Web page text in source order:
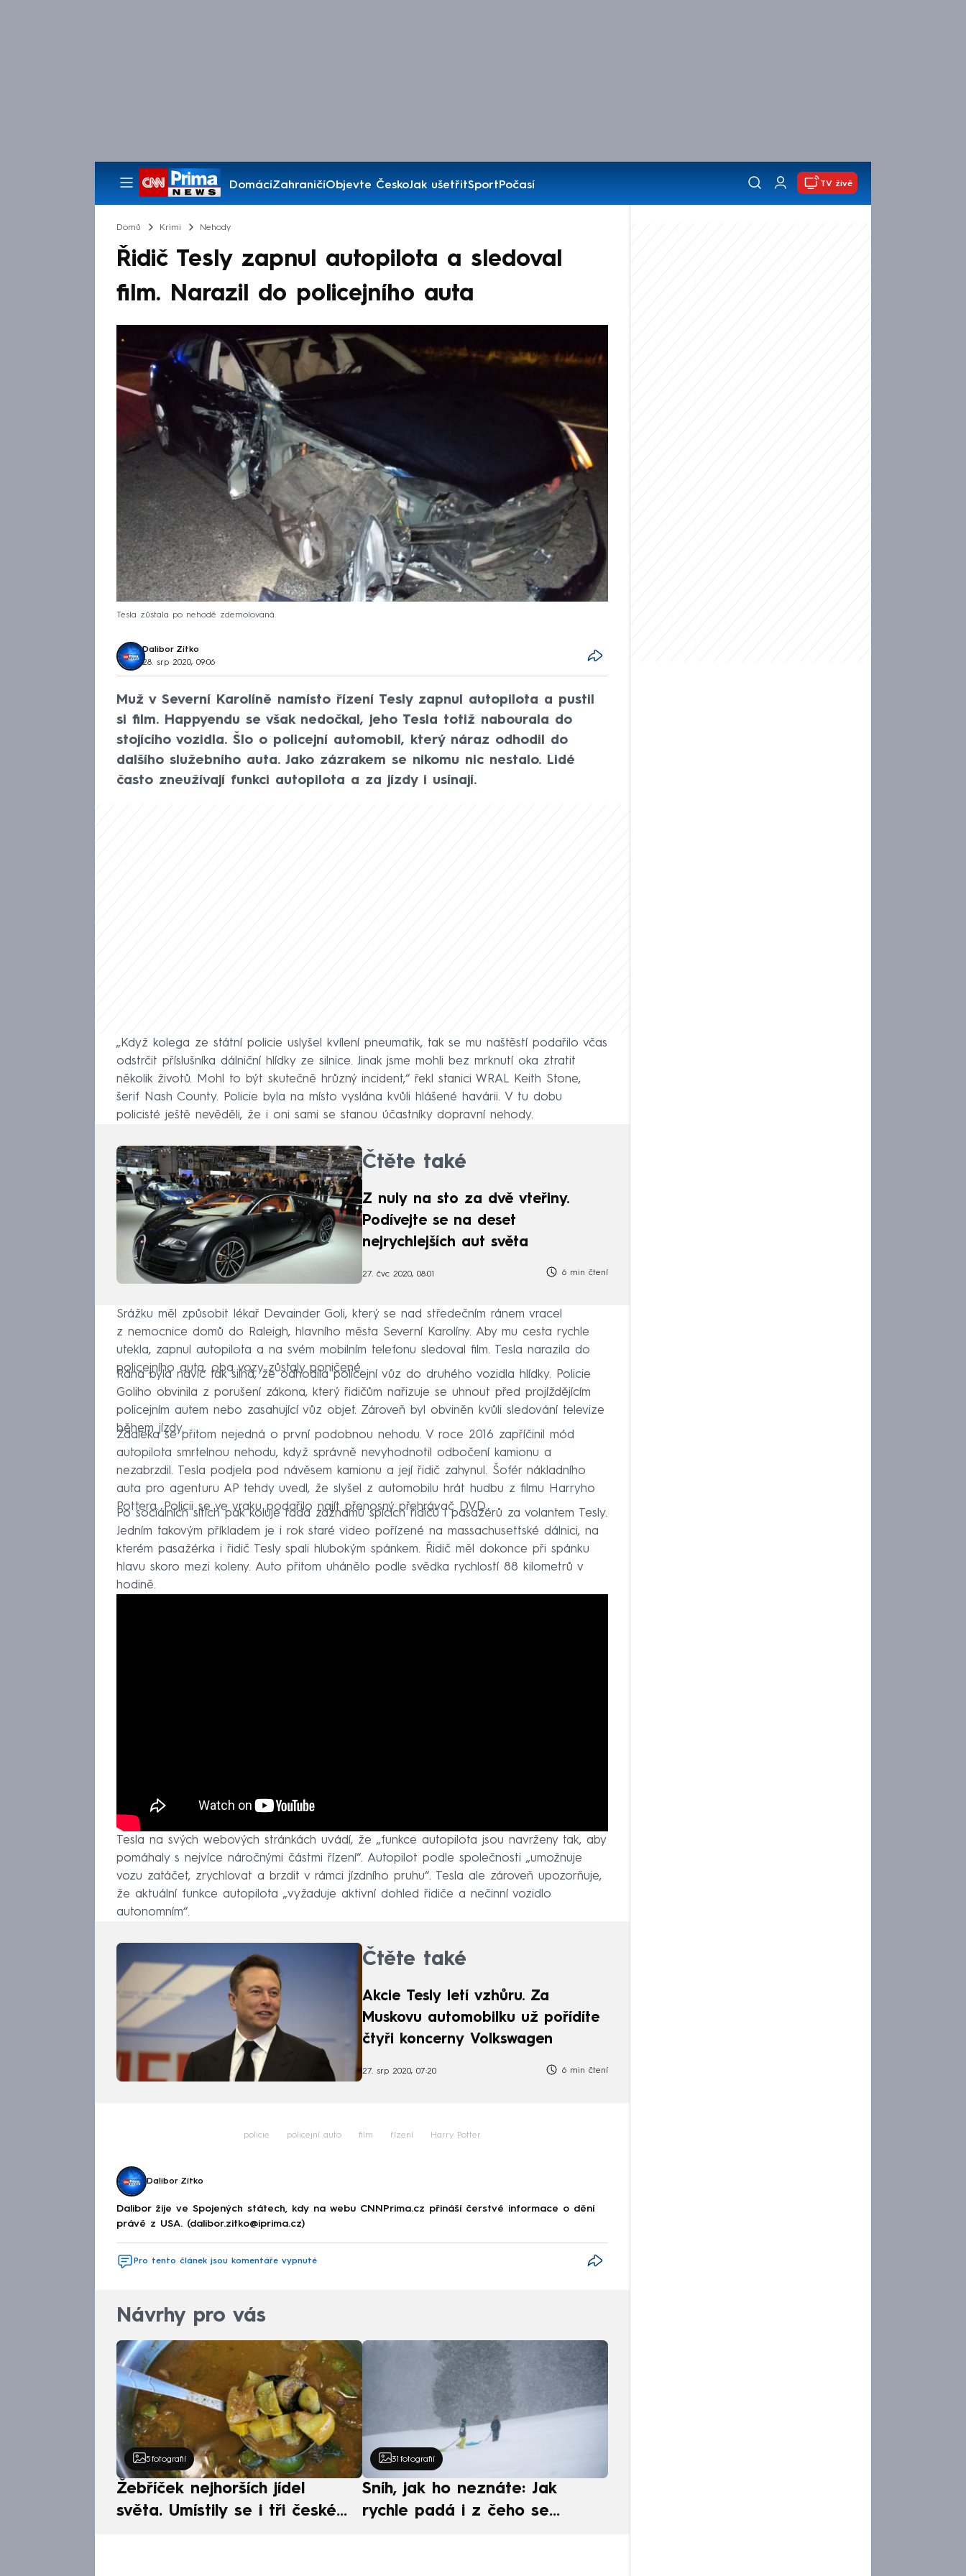
DomácíZahraničíObjevte ČeskoJak ušetřitSportPočasí
Pořady
TV živě
Domů Krimi Nehody
Řidič Tesly zapnul autopilota a sledoval
film. Narazil do policejního auta
Tesla zůstala po nehodě zdemolovaná.
Dalibor Zítko
28. srp 2020, 09:06
Muž v Severní Karolíně namísto řízení Tesly zapnul autopilota a pustil
si film. Happyendu se však nedočkal, jeho Tesla totiž nabourala do
stojícího vozidla. Šlo o policejní automobil, který náraz odhodil do
dalšího služebního auta. Jako zázrakem se nikomu nic nestalo. Lidé
často zneužívají funkci autopilota a za jízdy i usínají.
„Když kolega ze státní policie uslyšel kvílení pneumatik, tak se mu naštěstí podařilo včas
odstrčit příslušníka dálniční hlídky ze silnice. Jinak jsme mohli bez mrknutí oka ztratit
několik životů. Mohl to být skutečně hrůzný incident,“ řekl stanici WRAL Keith Stone,
šerif Nash County. Policie byla na místo vyslána kvůli hlášené havárii. V tu dobu
policisté ještě nevěděli, že i oni sami se stanou účastníky dopravní nehody.
Čtěte také
Z nuly na sto za dvě vteřiny.
Podívejte se na deset
nejrychlejších aut světa
27. čvc 2020, 08:01 6 min čtení
Srážku měl způsobit lékař Devainder Goli, který se nad středečním ránem vracel
z nemocnice domů do Raleigh, hlavního města Severní Karolíny. Aby mu cesta rychle
utekla, zapnul autopilota a na svém mobilním telefonu sledoval film. Tesla narazila do
policejního auta, oba vozy zůstaly poničené.
Rána byla navíc tak silná, že odhodila policejní vůz do druhého vozidla hlídky. Policie
Goliho obvinila z porušení zákona, který řidičům nařizuje se uhnout před projíždějícím
policejním autem nebo zasahující vůz objet. Zároveň byl obviněn kvůli sledování televize
během jízdy.
Zdaleka se přitom nejedná o první podobnou nehodu. V roce 2016 zapříčinil mód
autopilota smrtelnou nehodu, když správně nevyhodnotil odbočení kamionu a
nezabrzdil. Tesla podjela pod návěsem kamionu a její řidič zahynul. Šofér nákladního
auta pro agenturu AP tehdy uvedl, že slyšel z automobilu hrát hudbu z filmu Harryho
Pottera. Policii se ve vraku podařilo najít přenosný přehrávač DVD.
Po sociálních sítích pak koluje řada záznamů spících řidičů i pasažérů za volantem Tesly.
Jedním takovým příkladem je i rok staré video pořízené na massachusettské dálnici, na
kterém pasažérka i řidič Tesly spali hlubokým spánkem. Řidič měl dokonce při spánku
hlavu skoro mezi koleny. Auto přitom uhánělo podle svědka rychlostí 88 kilometrů v
hodině.
Tesla na svých webových stránkách uvádí, že „funkce autopilota jsou navrženy tak, aby
pomáhaly s nejvíce náročnými částmi řízení“. Autopilot podle společnosti „umožnuje
vozu zatáčet, zrychlovat a brzdit v rámci jízdního pruhu“. Tesla ale zároveň upozorňuje,
že aktuální funkce autopilota „vyžaduje aktivní dohled řidiče a nečinní vozidlo
autonomním“.
Čtěte také
Akcie Tesly letí vzhůru. Za
Muskovu automobilku už pořídíte
čtyři koncerny Volkswagen
27. srp 2020, 07:20 6 min čtení
policie policejní auto film řízení Harry Potter
Dalibor Zítko
Dalibor žije ve Spojených státech, kdy na webu CNNPrima.cz přináší čerstvé informace o dění
právě z USA. (dalibor.zitko@iprima.cz)
Pro tento článek jsou komentáře vypnuté
Návrhy pro vás
5 fotografií
Žebříček nejhorších jídel
světa. Umístily se i tři české
31 fotografií
Sníh, jak ho neznáte: Jak
rychle padá i z čeho se